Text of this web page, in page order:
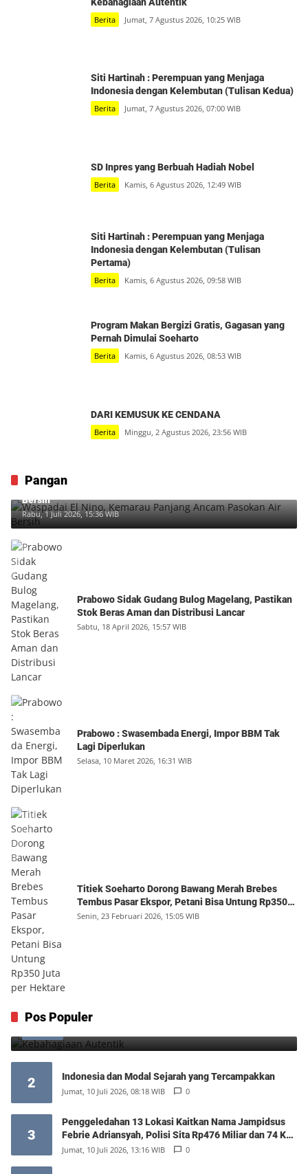
Berita Jumat, 7 Agustus 2026, 10:25 WIB
Siti Hartinah : Perempuan yang Menjaga
Indonesia dengan Kelembutan (Tulisan Kedua)
Berita Jumat, 7 Agustus 2026, 07:00 WIB
SD Inpres yang Berbuah Hadiah Nobel
Berita Kamis, 6 Agustus 2026, 12:49 WIB
Siti Hartinah : Perempuan yang Menjaga
Indonesia dengan Kelembutan (Tulisan
Pertama)
Berita Kamis, 6 Agustus 2026, 09:58 WIB
Program Makan Bergizi Gratis, Gagasan yang
Pernah Dimulai Soeharto
Berita Kamis, 6 Agustus 2026, 08:53 WIB
DARI KEMUSUK KE CENDANA
Berita Minggu, 2 Agustus 2026, 23:56 WIB
Pangan
Waspadai El Nino, Kemarau Panjang Ancam Pasokan Air
Bersih
Rabu, 1 Juli 2026, 15:36 WIB
Prabowo Sidak Gudang Bulog Magelang, Pastikan
Stok Beras Aman dan Distribusi Lancar
Sabtu, 18 April 2026, 15:57 WIB
Prabowo : Swasembada Energi, Impor BBM Tak
Lagi Diperlukan
Selasa, 10 Maret 2026, 16:31 WIB
Titiek Soeharto Dorong Bawang Merah Brebes
Tembus Pasar Ekspor, Petani Bisa Untung Rp350
Juta per Hektare
Senin, 23 Februari 2026, 15:05 WIB
Pos Populer
1 Kebahagiaan Autentik
2 Indonesia dan Modal Sejarah yang Tercampakkan
Jumat, 10 Juli 2026, 08:18 WIB 0
3
Penggeledahan 13 Lokasi Kaitkan Nama Jampidsus
Febrie Adriansyah, Polisi Sita Rp476 Miliar dan 74 Kg
Emas
Jumat, 10 Juli 2026, 13:16 WIB 0